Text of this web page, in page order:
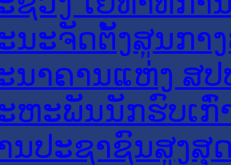
ນະຈັດຕັ້ງສູນກາ
ນາຄານແຫ່ງ ສປ
ຫະພັນນັກຮົບເກົ່
ນປະຊາຊົນສູງສຸ